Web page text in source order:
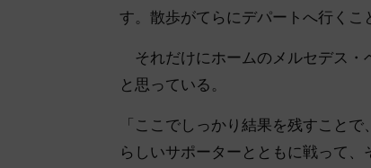
す。散歩がてらにデパートへ行くこ
それだけにホームのメルセデス・
と思っている。
「ここでしっかり結果を残すこと
らしいサポーターとともに戦って